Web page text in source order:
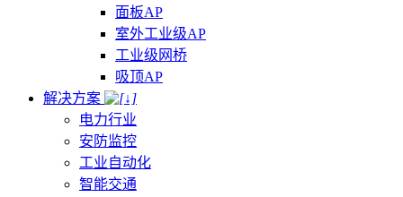
面板AP
室外工业级AP
工业级网桥
吸顶AP
解决方案
电力行业
安防监控
工业自动化
智能交通